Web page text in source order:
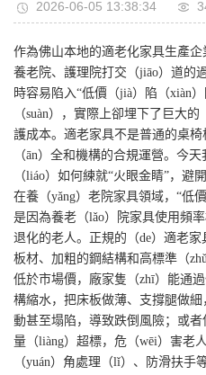
2026-06-05 13:38:34
作為佛山本地的適老化家具生產企
養老院、護理院打交（jiāo）道的
時容易陷入“低價（jià）陷（xiàn
（suàn），實際上卻埋下了巨大
護成本。適老家具不是普通的桌
（ān）全和機構的合規運營。今
（liáo）如何練就“火眼金睛”，避
在養（yǎng）老院家具領域，“低
是因為養老（lǎo）院家具使用頻
退化的老人。正規的（de）適老
板材、加粗的鋼結構和高標準（
低於市場價，廠家隻（zhī）能通
構縮水，把床板做薄、支撐腿做
動甚至塌陷，導致跌倒風險；或
量（liàng）超標，危（wēi）害老
（yuán）角處理（lǐ）、防滑扶手